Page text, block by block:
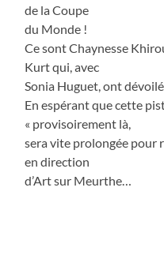
de la Coupe
du Monde !
Ce sont Chaynesse
Kurt qui, avec
Sonia Huguet, ont
En espérant que cette
« provisoirement là,
sera vite prolongée pour
en direction
d’Art sur Meurthe…